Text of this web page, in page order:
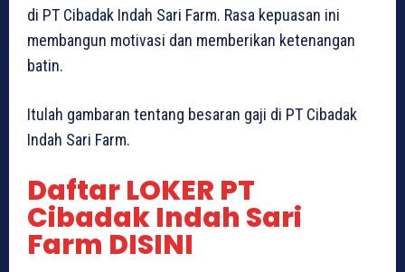
di PT Cibadak Indah Sari Farm. Rasa kepuasan ini
membangun motivasi dan memberikan ketenangan
batin.
Itulah gambaran tentang besaran gaji di PT Cibadak
Indah Sari Farm.
Daftar LOKER PT
Cibadak Indah Sari
Farm DISINI